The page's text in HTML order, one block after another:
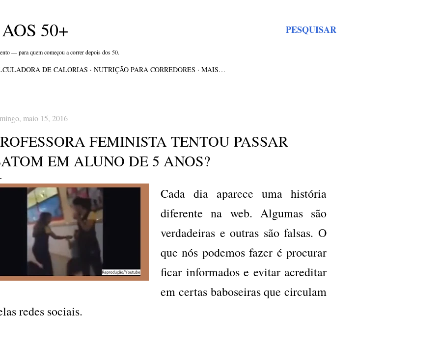
PESQUISAR
50+
— para quem começou a correr depois dos 50.
DE CALORIAS NUTRIÇÃO PARA CORREDORES MAIS…
maio 15, 2016
FEMINISTA TENTOU PASSAR
EM ALUNO DE 5 ANOS?
Cada dia aparece uma história
diferente na web. Algumas são
verdadeiras e outras são falsas. O
que nós podemos fazer é procurar
ficar informados e evitar acreditar
em certas baboseiras que circulam
redes sociais.